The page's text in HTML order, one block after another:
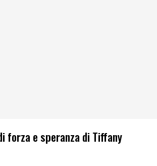
forza e speranza di Tiffany